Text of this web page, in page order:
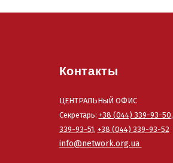
Контакты
ЦЕНТРАЛЬНыЙ ОФИС
Секретарь: +38 (044) 339-93-50,
339-93-51, +38 (044) 339-93-52
info@network.org.ua